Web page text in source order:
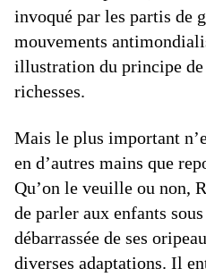
invoqué par les partis de
mouvements
illustration du principe
richesses.
Mais le plus important
en d’autres mains que
Qu’on le veuille ou non,
de parler aux enfants
débarrassée de ses
diverses adaptations. Il